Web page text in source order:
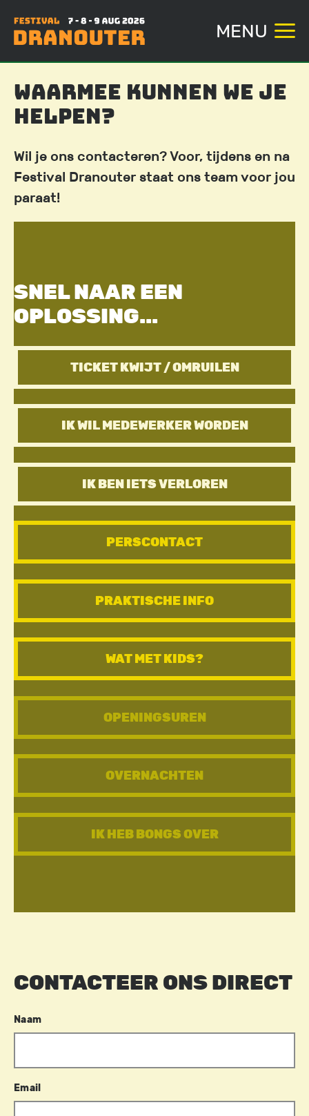
en
naar
inhoud
gaan
MENU
Waarmee kunnen we je
helpen?
Wil je ons contacteren? Voor, tijdens en na
Festival Dranouter staat ons team voor jou
paraat!
SNEL NAAR EEN
OPLOSSING...
TICKET KWIJT / OMRUILEN
IK WIL MEDEWERKER WORDEN
IK BEN IETS VERLOREN
PERSCONTACT
PRAKTISCHE INFO
WAT MET KIDS?
OPENINGSUREN
OVERNACHTEN
IK HEB BONGS OVER
CONTACTEER ONS DIRECT
Naam
Email